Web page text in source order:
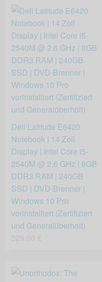
Dell Latitude E6420
Notebook | 14 Zoll
Display | Intel Core i5-
2540M @ 2,6 GHz | 8GB
DDR3 RAM | 240GB
SSD | DVD-Brenner |
Windows 10 Pro
vorinstalliert (Zertifiziert
und Generalüberholt)